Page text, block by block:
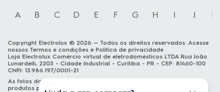
A B C D E F G H I J K
Copyright Electrolux © 2026 — Todos os direitos reservados. Acesse
nossos Termos e condições e Política de privacidade
Loja Electrolux Comércio virtual de eletrodomésticos LTDA Rua João
Lunardelli, 2205 - Cidade Industrial - Curitiba - PR - CEP: 81460-100
CNPJ: 13.986.197/0001-21
As fotos dos produtos são meramente ilustrativas. A venda dos
produtos publicados está sujeita a disponibilidade de estoque. Os